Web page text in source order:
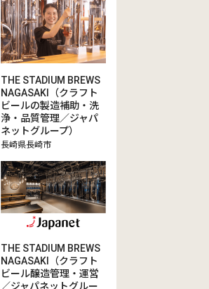
THE STADIUM BREWS
NAGASAKI（クラフト
ビールの製造補助・洗
浄・品質管理／ジャパ
ネットグループ）
長崎県長崎市
THE STADIUM BREWS
NAGASAKI（クラフト
ビール醸造管理・運営
／ジャパネットグルー